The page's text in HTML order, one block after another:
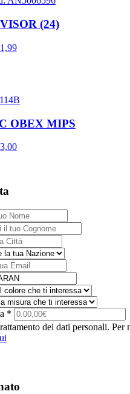
(24)
OBEX MIPS
*
dei dati personali. Per